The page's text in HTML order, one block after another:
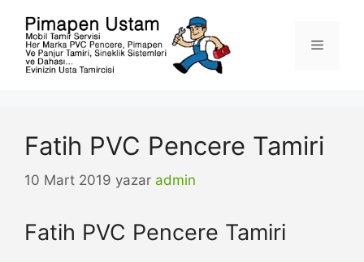
Menü
Fatih PVC Pencere Tamiri
10 Mart 2019 yazar admin
Fatih PVC Pencere Tamiri